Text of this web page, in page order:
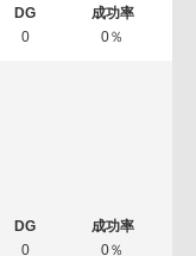
0 0％
0 0％